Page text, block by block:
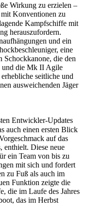
Wirkung zu erzielen –
Konventionen zu
Kampfschiffe mit
herauszufordern.
und ein
eine
Schockkanone, die den
und die Mk II Agile
seitliche und
ausweichenden Jäger
Entwickler-Updates
auch einen ersten Blick
auf das
enthielt. Diese neue
ein Team von bis zu
mit sich und fordert
zu Fuß als auch im
Funktion zeigte die
die im Laufe des Jahres
das im Herbst